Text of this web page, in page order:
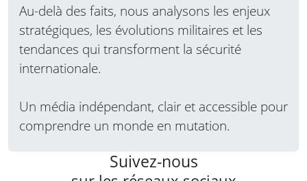
Au-delà des faits, nous analysons les enjeux
stratégiques, les évolutions militaires et les
tendances qui transforment la sécurité
internationale.
Un média indépendant, clair et accessible pour
comprendre un monde en mutation.
Suivez-nous